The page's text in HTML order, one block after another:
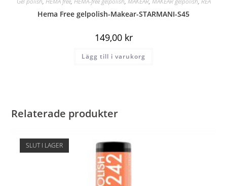
Hema Free gelpolish-Makear-STARMANI-S45
149,00 kr
Lägg till i varukorg
Relaterade produkter
SLUT I LAGER